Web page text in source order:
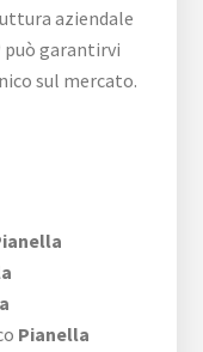
aziendale
può garantirvi
sul mercato.
Pianella